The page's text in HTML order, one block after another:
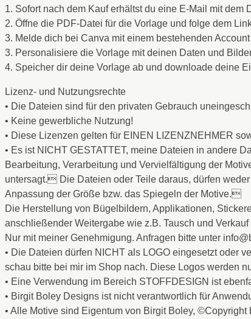
1. Sofort nach dem Kauf erhältst du eine E-Mail mit dem
2. Öffne die PDF-Datei für die Vorlage und folge dem
3. Melde dich bei Canva mit einem bestehenden
3. Personalisiere die Vorlage mit deinen Daten und
4. Speicher dir deine Vorlage ab und downloade deine
Lizenz- und Nutzungsrechte
• Die Dateien sind für den privaten Gebrauch
• Keine gewerbliche Nutzung!
• Diese Lizenzen gelten für EINEN LIZENZNEHMER
• Es ist NICHT GESTATTET, meine Dateien in andere
Bearbeitung, Verarbeitung und Vervielfältigung der
untersagt. Die Dateien oder Teile daraus, dürfen
Anpassung der Größe bzw. das Spiegeln der Motive.
Die Herstellung von Bügelbildern, Applikationen,
anschließender Weitergabe wie z.B. Tausch und Verkauf
Nur mit meiner Genehmigung. Anfragen bitte unter
• Die Dateien dürfen NICHT als LOGO eingesetzt oder
schau bitte bei mir im Shop nach. Diese Logos werden
• Eine Verwendung im Bereich STOFFDESIGN ist
• Birgit Boley Designs ist nicht verantwortlich für
• Alle Motive sind Eigentum von Birgit Boley,